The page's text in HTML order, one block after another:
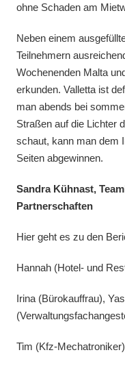
ohne Schaden am
Neben einem
Teilnehmern
Wochenenden Malta
erkunden. Valletta ist
man abends bei
Straßen auf die Lichter
schaut, kann man dem
Seiten abgewinnen.
Sandra Kühnast,
Partnerschaften
Hier geht es zu den
Hannah (Hotel- und
Irina (Bürokauffrau),
Tim (Kfz-Mechatroniker)